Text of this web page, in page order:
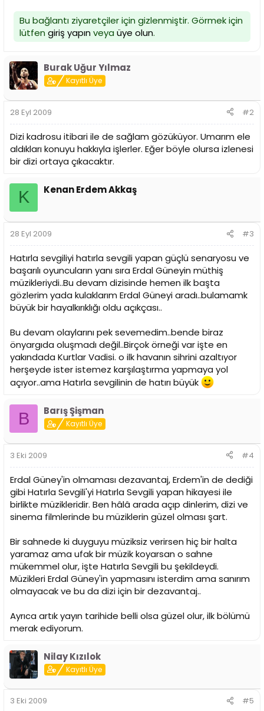
Bu bağlantı ziyaretçiler için gizlenmiştir. Görmek için
lütfen giriş yapınveya üye olun.
Burak Uğur Yılmaz
Kayıtlı Üye
28 Eyl 2009 #2
Dizi kadrosu itibari ile de sağlam gözüküyor. Umarım ele
aldıkları konuyu hakkıyla işlerler. Eğer böyle olursa izlenesi
bir dizi ortaya çıkacaktır.
K Kenan Erdem Akkaş
28 Eyl 2009 #3
Hatırla sevgiliyi hatırla sevgili yapan güçlü senaryosu ve
başarılı oyuncuların yanı sıra Erdal Güneyin müthiş
müzikleriydi..Bu devam dizisinde hemen ilk başta
gözlerim yada kulaklarım Erdal Güneyi aradı..bulamamk
büyük bir hayalkırıklığı oldu açıkçası..
Bu devam olaylarını pek sevemedim..bende biraz
önyargıda oluşmadı değil..Birçok örneği var işte en
yakındada Kurtlar Vadisi. o ilk havanın sihrini azaltıyor
herşeyde ister istemez karşılaştırma yapmaya yol
açıyor..ama Hatırla sevgilinin de hatırı büyük
B Barış Şişman
Kayıtlı Üye
3 Eki 2009 #4
Erdal Güney'in olmaması dezavantaj, Erdem'in de dediği
gibi Hatırla Sevgili'yi Hatırla Sevgili yapan hikayesi ile
birlikte müzikleridir. Ben hâlâ arada açıp dinlerim, dizi ve
sinema filmlerinde bu müziklerin güzel olması şart.
Bir sahnede ki duyguyu müziksiz verirsen hiç bir halta
yaramaz ama ufak bir müzik koyarsan o sahne
mükemmel olur, işte Hatırla Sevgili bu şekildeydi.
Müzikleri Erdal Güney'in yapmasını isterdim ama sanırım
olmayacak ve bu da dizi için bir dezavantaj..
Ayrıca artık yayın tarihide belli olsa güzel olur, ilk bölümü
merak ediyorum.
Nilay Kızılok
Kayıtlı Üye
3 Eki 2009 #5